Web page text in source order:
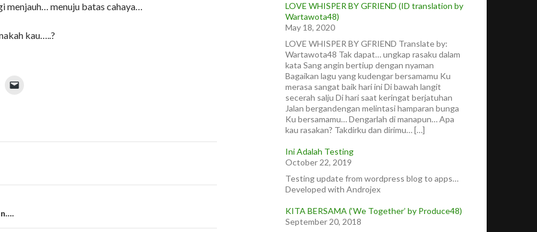
menjauh… menuju batas cahaya…
kau…..?
LOVE WHISPER BY GFRIEND (ID translation by
Wartawota48)
May 18, 2020
LOVE WHISPER BY GFRIEND Translate by:
Wartawota48 Tak dapat… ungkap rasaku dalam
kata Sang angin bertiup dengan nyaman
Bagaikan lagu yang kudengar bersamamu Ku
merasa sangat baik hari ini Di bawah langit
secerah salju Di hari saat keringat berjatuhan
Jalan bergandengan melintasi hamparan bunga
Ku bersamamu… Dengarlah di manapun… Apa
kau rasakan? Takdirku dan dirimu… […]
Ini Adalah Testing
October 22, 2019
Testing update from wordpress blog to apps…
Developed with Androjex
KITA BERSAMA (‘We Together’ by Produce48)
September 20, 2018